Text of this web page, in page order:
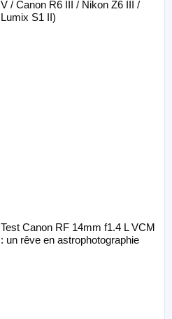
V / Canon R6 III / Nikon Z6 III /
Lumix S1 II)
Test Canon RF 14mm f1.4 L VCM
: un rêve en astrophotographie